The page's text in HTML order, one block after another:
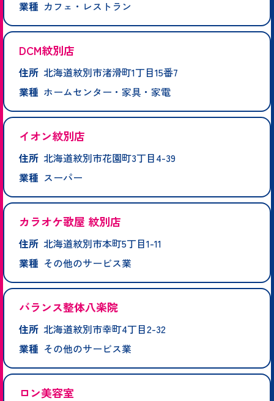
業種 カフェ・レストラン
DCM紋別店
住所 北海道紋別市渚滑町1丁目15番7
業種 ホームセンター・家具・家電
イオン紋別店
住所 北海道紋別市花園町3丁目4-39
業種 スーパー
カラオケ歌屋 紋別店
住所 北海道紋別市本町5丁目1-11
業種 その他のサービス業
バランス整体八楽院
住所 北海道紋別市幸町4丁目2-32
業種 その他のサービス業
ロン美容室